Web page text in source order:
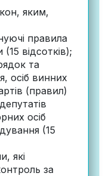
яким,
правила
відсотків);
та
осіб винних
(правил)
осіб
(15
які
за